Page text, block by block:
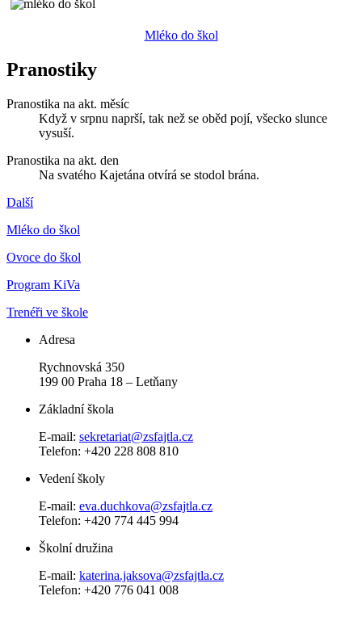
Mléko do škol
Pranostiky
Pranostika na akt. měsíc
Když v srpnu naprší, tak než se oběd pojí, všecko slunce
vysuší.
Pranostika na akt. den
Na svatého Kajetána otvírá se stodol brána.
Další
Mléko do škol
Ovoce do škol
Program KiVa
Trenéři ve škole
Adresa
Rychnovská 350
199 00 Praha 18 – Letňany
Základní škola
E-mail: sekretariat@zsfajtla.cz
Telefon: +420 228 808 810
Vedení školy
E-mail: eva.duchkova@zsfajtla.cz
Telefon: +420 774 445 994
Školní družina
E-mail: katerina.jaksova@zsfajtla.cz
Telefon: +420 776 041 008